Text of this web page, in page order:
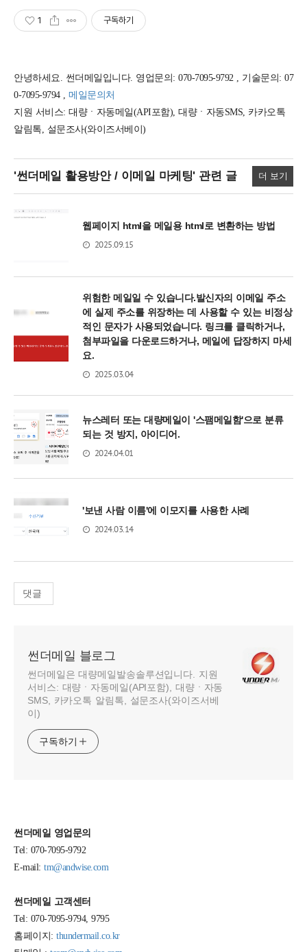
1 구독하기
안녕하세요. 썬더메일입니다. 영업문의: 070-7095-9792 , 기술문의: 07
0-7095-9794 , 메일문의처
지원 서비스: 대량ㆍ자동메일(API포함), 대량ㆍ자동SMS, 카카오톡
알림톡, 설문조사(와이즈서베이)
'썬더메일 활용방안 / 이메일 마케팅'관련 글 더 보기
웹페이지 html을 메일용 html로 변환하는 방법
2025.09.15
위험한 메일일 수 있습니다.발신자의 이메일 주소
에 실제 주소를 위장하는 데 사용할 수 있는 비정상
적인 문자가 사용되었습니다. 링크를 클릭하거나,
첨부파일을 다운로드하거나, 메일에 답장하지 마세
요.
2025.03.04
뉴스레터 또는 대량메일이 '스팸메일함'으로 분류
되는 것 방지, 아이디어.
2024.04.01
'보낸 사람 이름'에 이모지를 사용한 사례
2024.03.14
댓글
썬더메일 블로그
썬더메일은 대량메일발송솔루션입니다. 지원
서비스: 대량ㆍ자동메일(API포함), 대량ㆍ자동
SMS, 카카오톡 알림톡, 설문조사(와이즈서베
이)
구독하기
썬더메일 영업문의
Tel: 070-7095-9792
E-mail: tm@andwise.com
썬더메일 고객센터
Tel: 070-7095-9794, 9795
홈페이지: thundermail.co.kr